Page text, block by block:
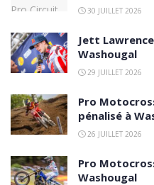
30 JUILLET 2026
Jett
Washougal
29 JUILLET 2026
Pro
pénalisé à
26 JUILLET 2026
Pro
Washougal